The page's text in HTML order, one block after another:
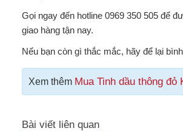
Gọi ngay đến hotline 0969 350 505 để
giao hàng tận nay.
Nếu bạn còn gì thắc mắc, hãy để lại
Xem thêm Mua Tinh dầu thông
Bài viết liên quan